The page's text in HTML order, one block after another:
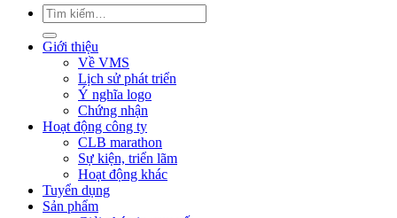
Tìm
kiếm:
Giới thiệu
Về VMS
Lịch sử phát triển
Ý nghĩa logo
Chứng nhận
Hoạt động công ty
CLB marathon
Sự kiện, triển lãm
Hoạt động khác
Tuyển dụng
Sản phẩm